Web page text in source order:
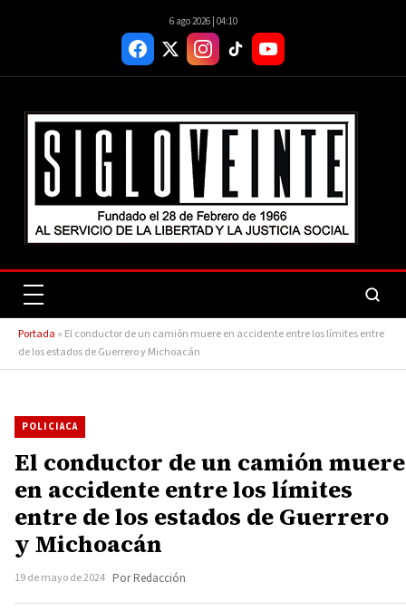
6 ago 2026 | 04:10
Portada » El conductor de un camión muere en accidente entre los límites entre
de los estados de Guerrero y Michoacán
POLICIACA
El conductor de un camión muere
en accidente entre los límites
entre de los estados de Guerrero
y Michoacán
19 de mayo de 2024 Por Redacción